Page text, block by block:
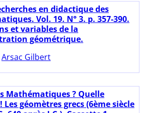
en didactique des
Vol. 19. N° 3. p. 357-390.
et variables de la
géométrique.
Arsac Gilbert
Mathématiques ? Quelle
géomètres grecs (6ème siècle